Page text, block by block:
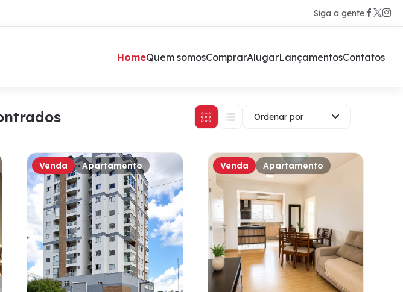
Siga a gente
HomeQuem somosComprarAlugarLançamentosContatos
Ordenar por
Venda Apartamento Venda Apartamento